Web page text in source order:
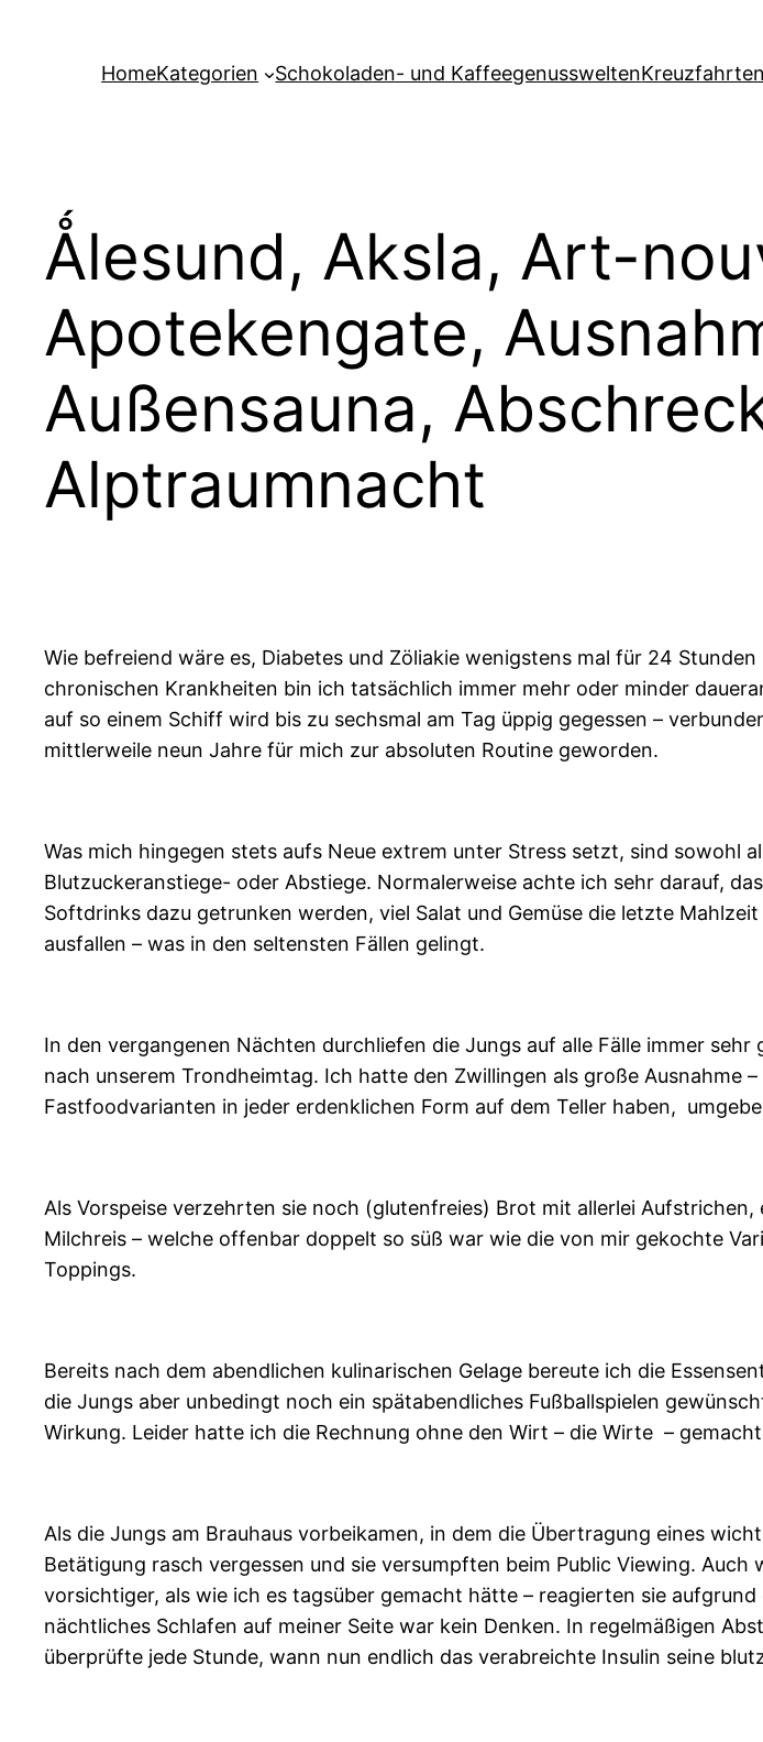
HomeKategorien Schokoladen- und KaffeegenussweltenKreuzfahrten
Ǻlesund, Aksla, Art-
Apotekengate,
Außensauna,
Alptraumnacht
Wie befreiend wäre es, Diabetes und Zöliakie wenigstens mal für 24
chronischen Krankheiten bin ich tatsächlich immer mehr oder minder
auf so einem Schiff wird bis zu sechsmal am Tag üppig gegessen –
mittlerweile neun Jahre für mich zur absoluten Routine geworden.
Was mich hingegen stets aufs Neue extrem unter Stress setzt, sind sowohl
Blutzuckeranstiege- oder Abstiege. Normalerweise achte ich sehr darauf,
Softdrinks dazu getrunken werden, viel Salat und Gemüse die letzte
ausfallen – was in den seltensten Fällen gelingt.
In den vergangenen Nächten durchliefen die Jungs auf alle Fälle immer
nach unserem Trondheimtag. Ich hatte den Zwillingen als große Ausnahme
Fastfoodvarianten in jeder erdenklichen Form auf dem Teller haben,
Als Vorspeise verzehrten sie noch (glutenfreies) Brot mit allerlei
Milchreis – welche offenbar doppelt so süß war wie die von mir gekochte
Toppings.
Bereits nach dem abendlichen kulinarischen Gelage bereute ich die
die Jungs aber unbedingt noch ein spätabendliches Fußballspielen
Wirkung. Leider hatte ich die Rechnung ohne den Wirt – die Wirte –
Als die Jungs am Brauhaus vorbeikamen, in dem die Übertragung eines
Betätigung rasch vergessen und sie versumpften beim Public Viewing.
vorsichtiger, als wie ich es tagsüber gemacht hätte – reagierten sie
nächtliches Schlafen auf meiner Seite war kein Denken. In regelmäßigen
überprüfte jede Stunde, wann nun endlich das verabreichte Insulin seine